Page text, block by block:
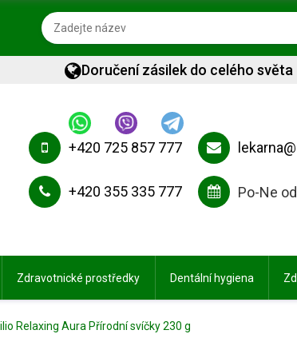
Doručení zásilek do celého světa
+420 725 857 777
+420 355 335 777 Po-Ne
Zdravotnické prostředky Dentální hygiena
Relaxing Aura Přírodní svíčky 230 g